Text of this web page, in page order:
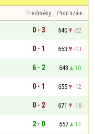
Eredmény
Pontszám
0 - 3 640
-22
0 - 1 653
-13
6 - 2 643
10
0 - 1 655
-12
0 - 2 671
-16
2 - 0 657
14